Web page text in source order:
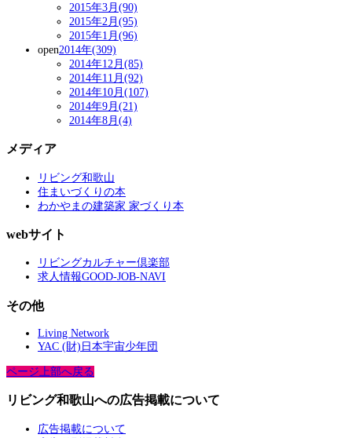
2015年3月(90)
2015年2月(95)
2015年1月(96)
open2014年(309)
2014年12月(85)
2014年11月(92)
2014年10月(107)
2014年9月(21)
2014年8月(4)
メディア
リビング和歌山
住まいづくりの本
わかやまの建築家 家づくり本
webサイト
リビングカルチャー倶楽部
求人情報GOOD-JOB-NAVI
その他
Living Network
YAC (財)日本宇宙少年団
ページ上部へ戻る
リビング和歌山への広告掲載について
広告掲載について